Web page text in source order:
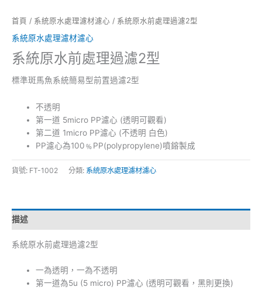
首頁 / 系統原水處理濾材濾心 / 系統原水前處理過濾2型
系統原水處理濾材濾心
系統原水前處理過濾2型
標準斑馬魚系統簡易型前置過濾2型
不透明
第一道 5micro PP濾心 (透明可觀看)
第二道 1micro PP濾心 (不透明 白色)
PP濾心為100﹪PP(polypropylene)噴鎔製成
貨號: FT-1002 分類: 系統原水處理濾材濾心
描述
系統原水前處理過濾2型
一為透明，一為不透明
第一道為5u (5 micro) PP濾心 (透明可觀看，黑則更換)